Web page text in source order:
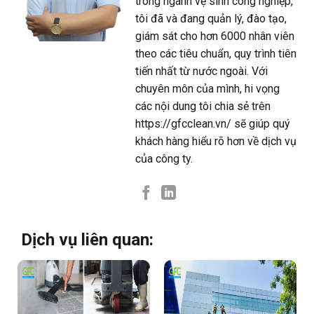
tôi đã và đang quản lý, đào tạo,
giám sát cho hơn 6000 nhân viên
theo các tiêu chuẩn, quy trình tiên
tiến nhất từ nước ngoài. Với
chuyên môn của mình, hi vọng
các nội dung tôi chia sẻ trên
https://gfcclean.vn/ sẽ giúp quý
khách hàng hiểu rõ hơn về dịch vụ
của công ty.
Dịch vụ liên quan: